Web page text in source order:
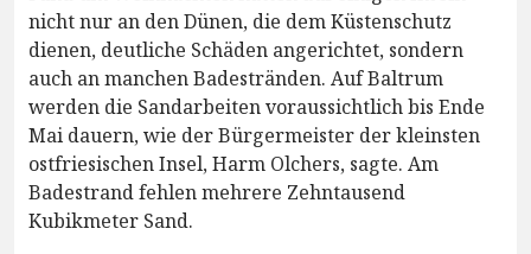
nicht nur an den Dünen, die dem Küstenschutz
dienen, deutliche Schäden angerichtet, sondern
auch an manchen Badestränden. Auf Baltrum
werden die Sandarbeiten voraussichtlich bis Ende
Mai dauern, wie der Bürgermeister der kleinsten
ostfriesischen Insel, Harm Olchers, sagte. Am
Badestrand fehlen mehrere Zehntausend
Kubikmeter Sand.